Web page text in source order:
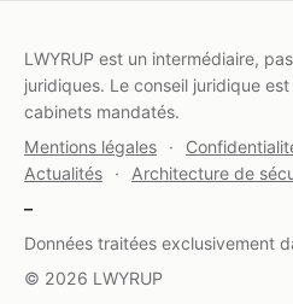
LWYRUP est un intermédiaire,
juridiques. Le conseil juridique
cabinets mandatés.
Mentions légales
·
Actualités
·
Architecture de
–
Données traitées exclusivement
© 2026 LWYRUP